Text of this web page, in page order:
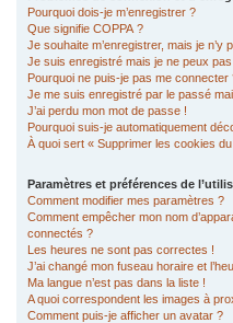
Pourquoi dois-je m’enregistrer ?
Que signifie COPPA ?
Je souhaite m’enregistrer, mais je n’y
Je suis enregistré mais je ne peux
Pourquoi ne puis-je pas me connecter
Je me suis enregistré par le passé
J’ai perdu mon mot de passe !
Pourquoi suis-je automatiquement
À quoi sert « Supprimer les cookies
Paramètres et préférences de
Comment modifier mes paramètres ?
Comment empêcher mon nom
connectés ?
Les heures ne sont pas correctes !
J’ai changé mon fuseau horaire et
Ma langue n’est pas dans la liste !
A quoi correspondent les images à
Comment puis-je afficher un avatar ?